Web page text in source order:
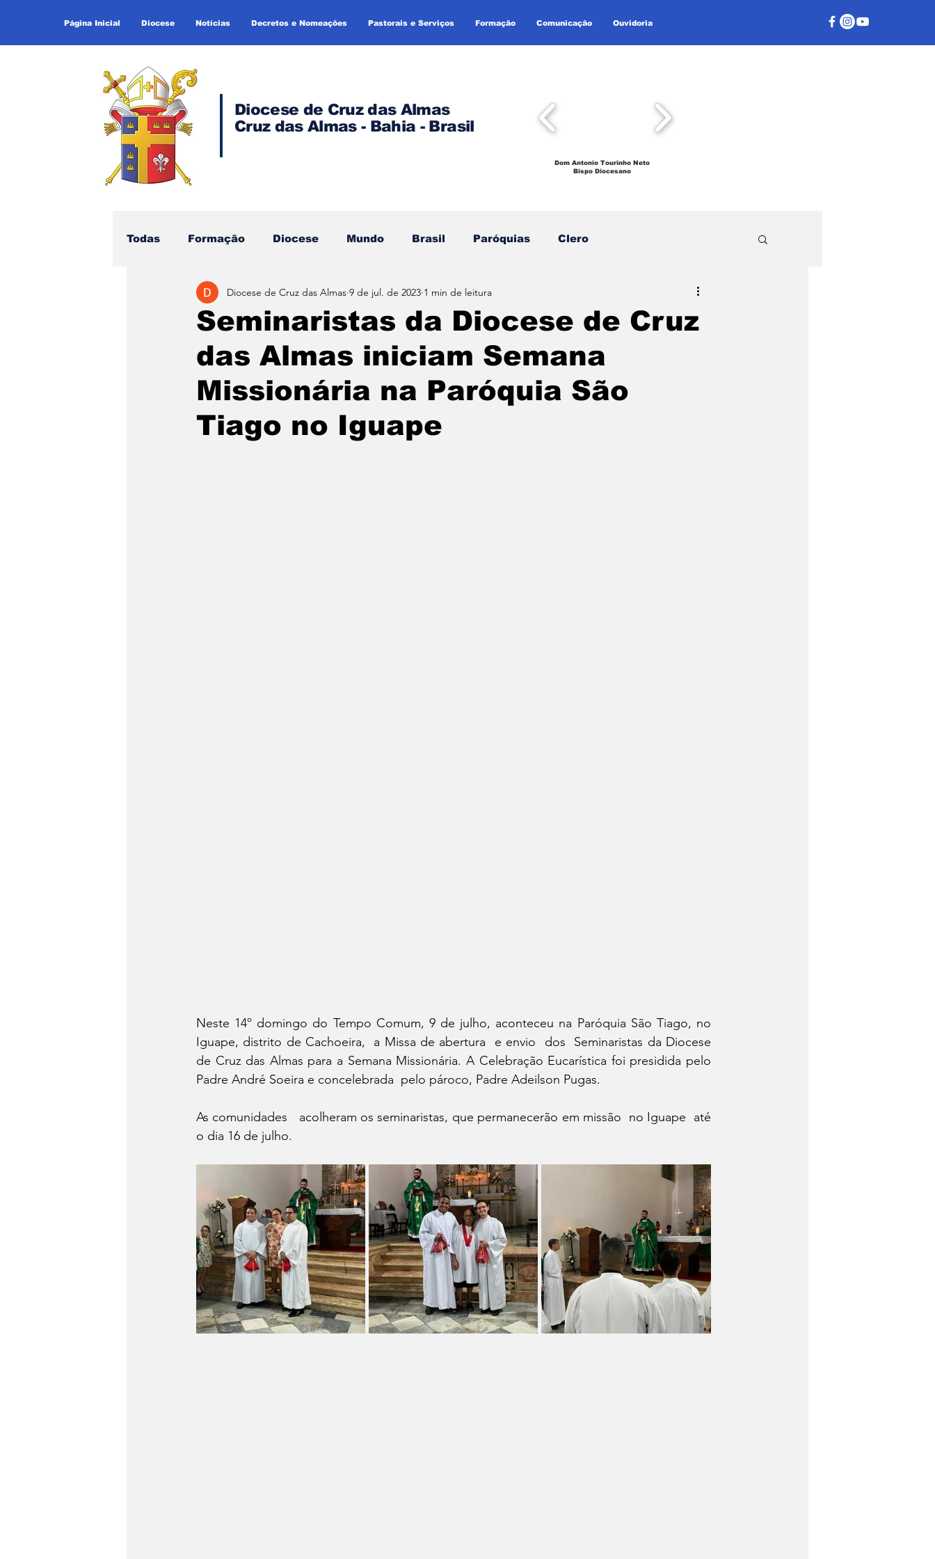
Página Inicial Diocese Notícias Decretos e Nomeações Pastorais e Serviços Formação Comunicação Ouvidoria
Diocese de Cruz das Almas
Cruz das Almas - Bahia - Brasil
Dom Antonio Tourinho Neto
Bispo Diocesano
Todas Formação Diocese Mundo Brasil Paróquias Clero
Seminaristas da Diocese de Cruz
das Almas iniciam Semana
Missionária na Paróquia São
Tiago no Iguape
Diocese de Cruz das Almas 9 de jul. de 2023 1 min de leitura
Neste 14º domingo do Tempo Comum, 9 de julho, aconteceu na Paróquia São Tiago, no
Iguape, distrito de Cachoeira,  a Missa de abertura  e envio  dos  Seminaristas da Diocese
de Cruz das Almas para a Semana Missionária. A Celebração Eucarística foi presidida pelo
Padre André Soeira e concelebrada  pelo pároco, Padre Adeilson Pugas.
As comunidades   acolheram os seminaristas, que permanecerão em missão  no Iguape  até
o dia 16 de julho.